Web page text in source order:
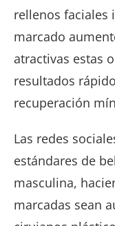
rellenos faciales
marcado
atractivas estas
resultados
recuperación
Las redes
estándares de
masculina,
marcadas sean